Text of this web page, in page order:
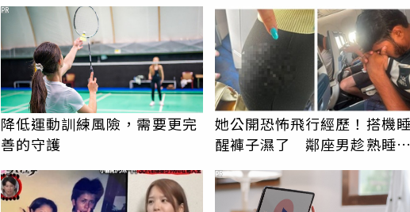
降低運動訓練風險，需要更完
善的守護
PR
她公開恐怖飛行經歷！搭機
醒褲子濕了 鄰座男趁熟睡
PR